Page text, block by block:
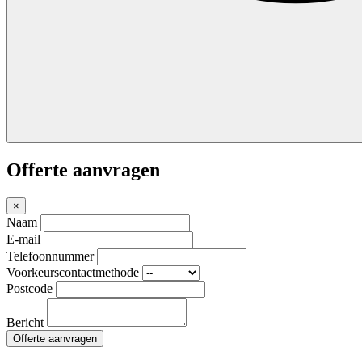
Offerte aanvragen
×
Naam
E-mail
Telefoonnummer
Voorkeurscontactmethode
Postcode
Bericht
Offerte aanvragen